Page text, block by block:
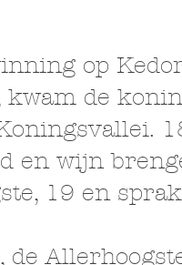
op
de
en wijn
19 en
de